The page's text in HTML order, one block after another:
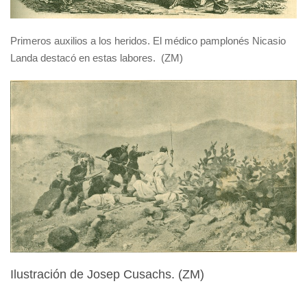
Primeros auxilios a los heridos. El médico pamplonés Nicasio
Landa destacó en estas labores. (ZM)
Ilustración de Josep Cusachs. (ZM)